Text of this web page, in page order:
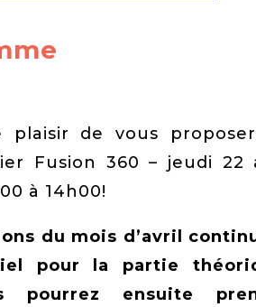
plaisir de vous
Fusion 360 – jeudi 22
à 14h00!
du mois d’avril
pour la partie
pourrez ensuite